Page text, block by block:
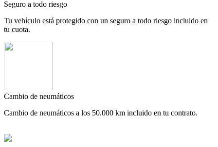
Seguro a todo riesgo
Tu vehículo está protegido con un seguro a todo riesgo incluido en
tu cuota.
Cambio de neumáticos
Cambio de neumáticos a los 50.000 km incluido en tu contrato.